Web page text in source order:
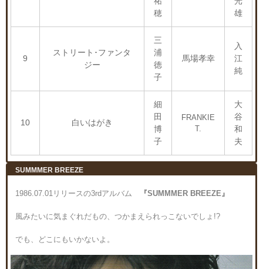
穂
雄
9
ストリート･ファンタ
ジー
三
浦
徳
子
馬場孝幸
入
江
純
10 白いはがき
細
田
博
子
FRANKIE
T.
大
谷
和
夫
SUMMMER BREEZE
1986.07.01リリースの3rdアルバム 『SUMMMER BREEZE』
風みたいに気まぐれだもの、つかまえられっこないでしょ!?
でも、どこにもいかないよ。